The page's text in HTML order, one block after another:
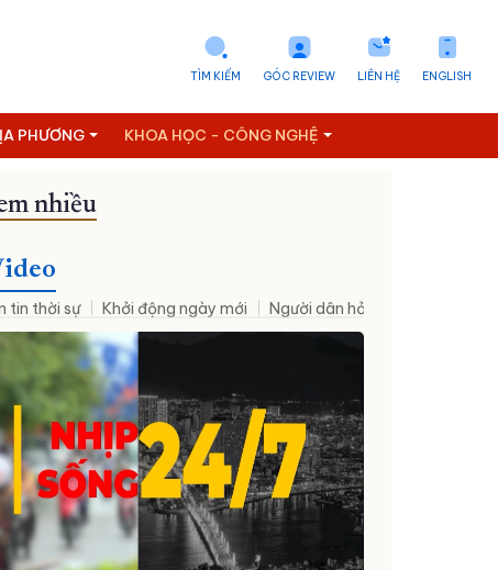
ENGLISH
LIÊN HỆ
GÓC REVIEW
TÌM KIẾM
PHƯƠNG KHOA HỌC - CÔNG NGHỆ
nhiều
tin thời sự Khởi động ngày mới Người dân hỏi – Cơ quan nhà